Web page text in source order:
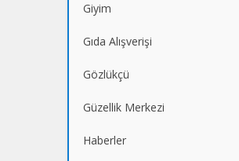
Giyim
Gıda Alışverişi
Gözlükçü
Güzellik Merkezi
Haberler